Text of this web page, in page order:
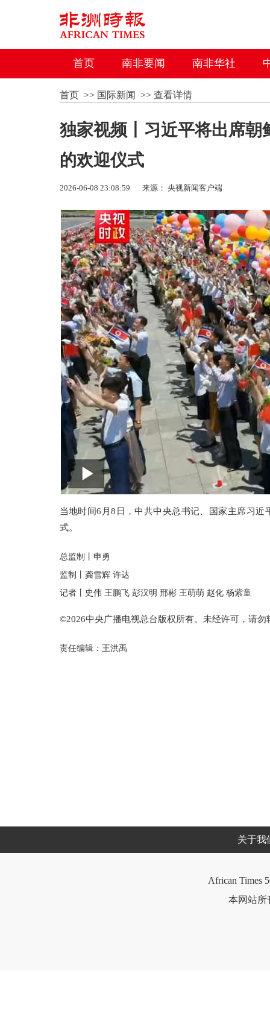
首页 南非要闻 南非华社
首页>> 国际新闻 >> 查看详情
独家视频丨习近平将出席
的欢迎仪式
2026-06-08 23:08:59 来源： 央视新闻客户端
当地时间6月8日，中共中央总书记、国家主席习
式。
总监制丨申勇
监制丨龚雪辉 许达
记者丨史伟 王鹏飞 彭汉明 邢彬 王萌萌 赵化 杨紫童
©2026中央广播电视总台版权所有。未经许可，请勿
责任编辑：王洪禹
关于我
African Times
本网站所